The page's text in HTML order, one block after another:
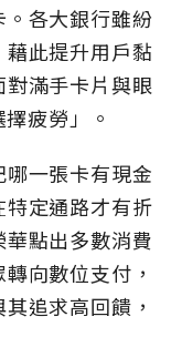
各大銀行雖紛
此提升用戶黏
滿手卡片與眼
疲勞」。
哪一張卡有現金
定通路才有折
點出多數消費
向數位支付，
追求高回饋，